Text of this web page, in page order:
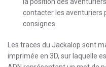
contacter les aventuriers
consignes.
Les traces du Jackalop sont
imprimée en 3D, sur laquelle